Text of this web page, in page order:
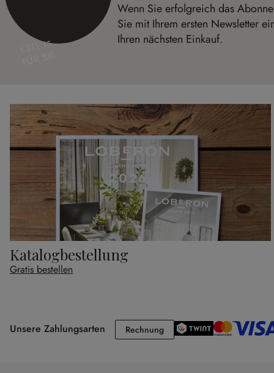
CHF 15
Wenn Sie erfolgreich das
Sie mit Ihrem ersten Newsletter
Ihren nächsten Einkauf.
Katalogbestellung
Gratis bestellen
Unsere Zahlungsarten RechnungRechnung